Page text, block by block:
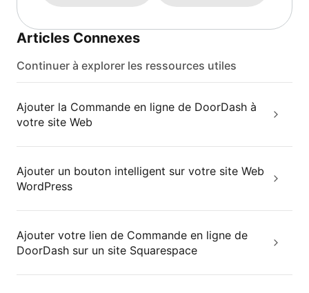
Articles Connexes
Continuer à explorer les ressources utiles
Ajouter la Commande en ligne de DoorDash à
votre site Web
Ajouter un bouton intelligent sur votre site Web
WordPress
Ajouter votre lien de Commande en ligne de
DoorDash sur un site Squarespace